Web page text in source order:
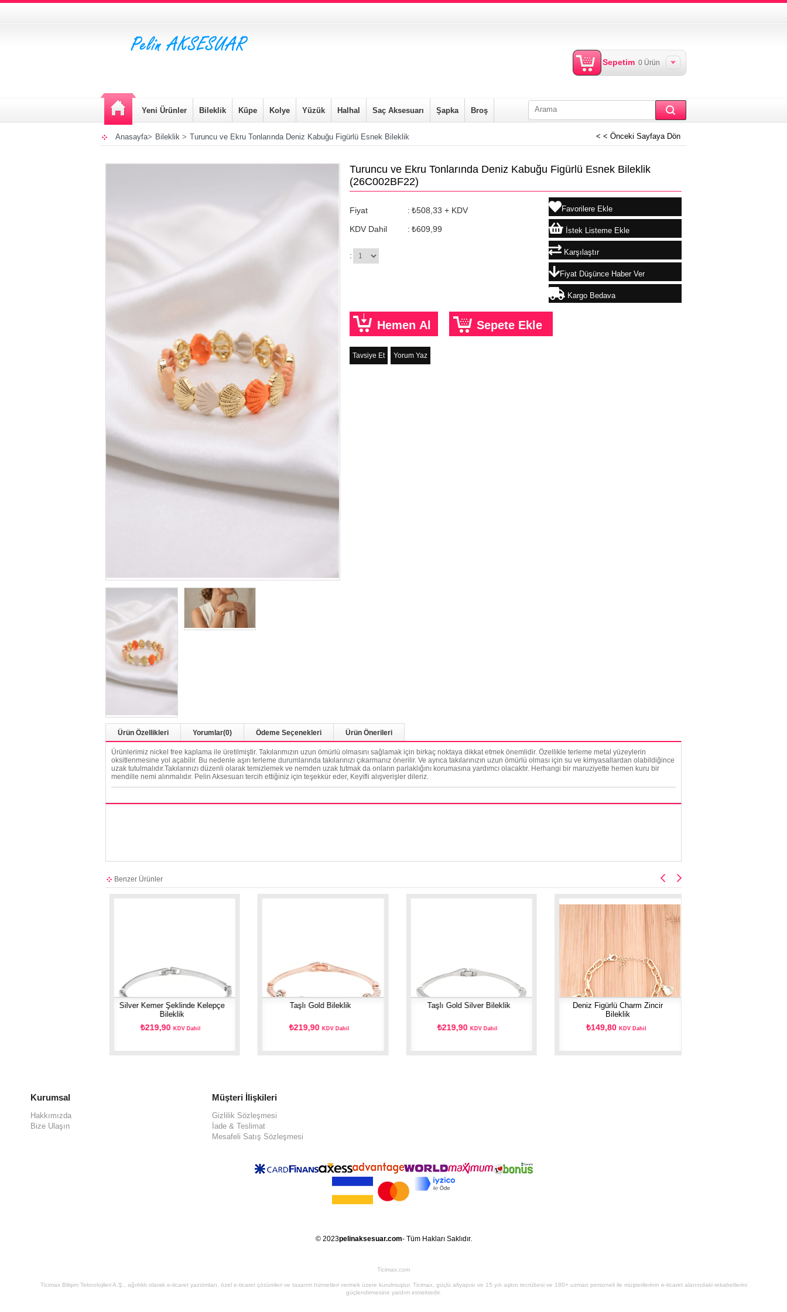
Sepetim 0 Ürün
Yeni Ürünler Bileklik Küpe Kolye Yüzük Halhal Saç Aksesuarı Şapka Broş
Anasayfa> Bileklik > Turuncu ve Ekru Tonlarında Deniz Kabuğu Figürlü Esnek Bileklik < < Önceki Sayfaya Dön
Turuncu ve Ekru Tonlarında Deniz Kabuğu Figürlü Esnek Bileklik
(26C002BF22)
Fiyat : ₺508,33 + KDV
KDV Dahil
: ₺609,99
:
Favorilere Ekle
İstek Listeme Ekle
Karşılaştır
Fiyat Düşünce Haber Ver
Kargo Bedava
Tavsiye Et Yorum Yaz
Ürün Özellikleri Yorumlar(0) Ödeme Seçenekleri Ürün Önerileri
Ürünlerimiz nickel free kaplama ile üretilmiştir. Takılarımızın uzun ömürlü olmasını sağlamak için birkaç noktaya dikkat etmek önemlidir. Özellikle terleme metal yüzeylerin
oksitlenmesine yol açabilir. Bu nedenle aşırı terleme durumlarında takılarınızı çıkarmanız önerilir. Ve ayrıca takılarınızın uzun ömürlü olması için su ve kimyasallardan olabildiğince
uzak tutulmalıdır.Takılarınızı düzenli olarak temizlemek ve nemden uzak tutmak da onların parlaklığını korumasına yardımcı olacaktır. Herhangi bir maruziyette hemen kuru bir
mendille nemi alınmalıdır. Pelin Aksesuarı tercih ettiğiniz için teşekkür eder, Keyifli alışverişler dileriz.
Benzer Ürünler
Silver Kemer Şeklinde Kelepçe
Bileklik
₺219,90KDV Dahil
Taşlı Gold Bileklik
₺219,90KDV Dahil
Taşlı Gold Silver Bileklik
₺219,90KDV Dahil
Deniz Figürlü Charm Zincir
Bileklik
₺149,80KDV Dahil
Kurumsal
Hakkımızda
Bize Ulaşın
Müşteri İlişkileri
Gizlilik Sözleşmesi
İade & Teslimat
Mesafeli Satış Sözleşmesi
© 2023pelinaksesuar.com- Tüm Hakları Saklıdır.
Ticimax.com
Ticimax Bilişim Teknolojileri A.Ş., ağırlıklı olarak e-ticaret yazılımları, özel e-ticaret çözümleri ve tasarım hizmetleri vermek üzere kurulmuştur. Ticimax, güçlü altyapısı ve 15 yılı aşkın tecrübesi ve 180+ uzman personeli ile müşterilerinin e-ticaret alanındaki rekabetlerini
güçlendirmesine yardım etmektedir.